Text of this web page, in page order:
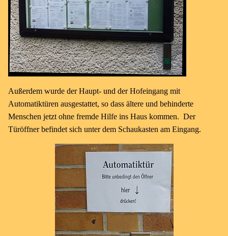
Außerdem wurde der Haupt- und der Hofeingang mit
Automatiktüren ausgestattet, so dass ältere und behinderte
Menschen jetzt ohne fremde Hilfe ins Haus kommen. Der
Türöffner befindet sich unter dem Schaukasten am Eingang.